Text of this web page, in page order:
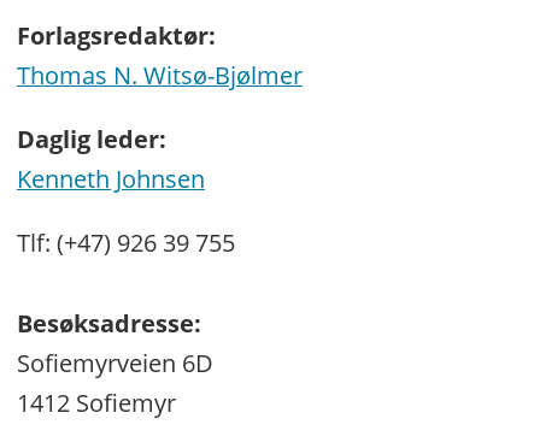
Forlagsredaktør:
Thomas N. Witsø-Bjølmer
Daglig leder:
Kenneth Johnsen
Tlf: (+47) 926 39 755
Besøksadresse:
Sofiemyrveien 6D
1412 Sofiemyr